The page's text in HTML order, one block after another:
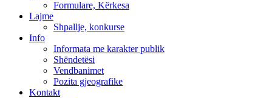
Formulare, Kërkesa
Lajme
Shpallje, konkurse
Info
Informata me karakter publik
Shëndetësi
Vendbanimet
Pozita gjeografike
Kontakt